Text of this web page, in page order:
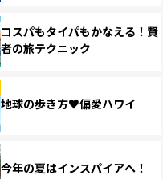
コスパもタイパもかなえる！賢
者の旅テクニック
地球の歩き方♥偏愛ハワイ
今年の夏はインスパイアへ！